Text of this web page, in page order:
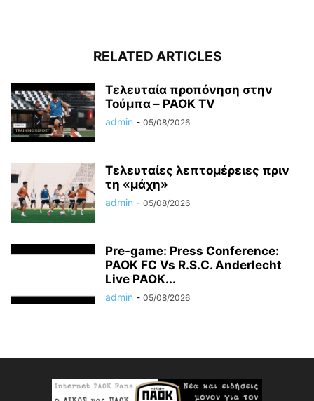
RELATED ARTICLES
Τελευταία προπόνηση στην
Τούμπα – PAOK TV
admin - 05/08/2026
Τελευταίες λεπτομέρειες πριν
τη «μάχη»
admin - 05/08/2026
Pre-game: Press Conference:
PAOK FC Vs R.S.C. Anderlecht
Live PAOK...
admin - 05/08/2026